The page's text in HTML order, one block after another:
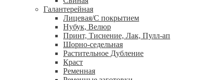
Галантерейная
Лицевая/С покрытием
Нубук, Велюр
Принт, Тиснение, Лак, Пулл-ап
Шорно-седельная
Растительное Дубление
Краст
Ременная